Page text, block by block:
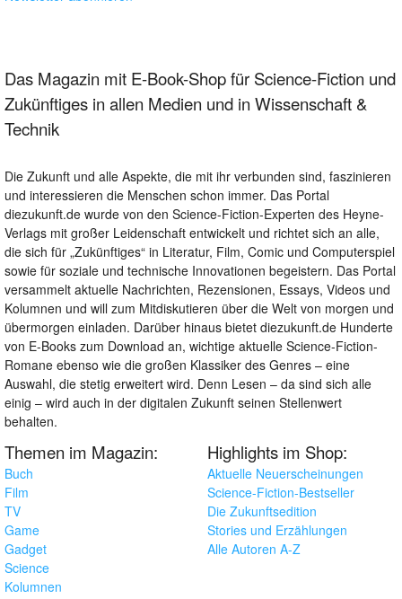
Das Magazin mit E-Book-Shop für Science-Fiction und
Zukünftiges in allen Medien und in Wissenschaft &
Technik
Die Zukunft und alle Aspekte, die mit ihr verbunden sind, faszinieren
und interessieren die Menschen schon immer. Das Portal
diezukunft.de wurde von den Science-Fiction-Experten des Heyne-
Verlags mit großer Leidenschaft entwickelt und richtet sich an alle,
die sich für „Zukünftiges“ in Literatur, Film, Comic und Computerspiel
sowie für soziale und technische Innovationen begeistern. Das Portal
versammelt aktuelle Nachrichten, Rezensionen, Essays, Videos und
Kolumnen und will zum Mitdiskutieren über die Welt von morgen und
übermorgen einladen. Darüber hinaus bietet diezukunft.de Hunderte
von E-Books zum Download an, wichtige aktuelle Science-Fiction-
Romane ebenso wie die großen Klassiker des Genres – eine
Auswahl, die stetig erweitert wird. Denn Lesen – da sind sich alle
einig – wird auch in der digitalen Zukunft seinen Stellenwert
behalten.
Themen im Magazin:
Buch
Film
TV
Game
Gadget
Science
Kolumnen
Highlights im Shop:
Aktuelle Neuerscheinungen
Science-Fiction-Bestseller
Die Zukunftsedition
Stories und Erzählungen
Alle Autoren A-Z